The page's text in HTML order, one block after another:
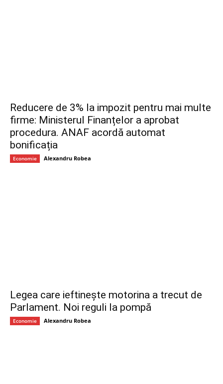
Reducere de 3% la impozit pentru mai multe
firme: Ministerul Finanțelor a aprobat
procedura. ANAF acordă automat
bonificația
Economie Alexandru Robea
Legea care ieftinește motorina a trecut de
Parlament. Noi reguli la pompă
Economie Alexandru Robea